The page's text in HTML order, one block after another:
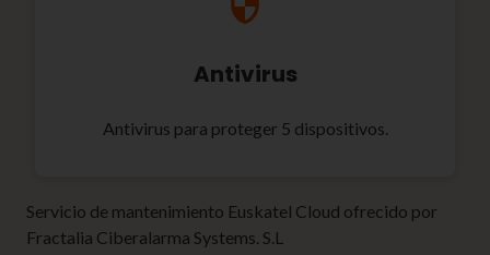
Antivirus
Antivirus para proteger 5 dispositivos.
Servicio de mantenimiento Euskatel Cloud ofrecido por
Fractalia Ciberalarma Systems. S.L